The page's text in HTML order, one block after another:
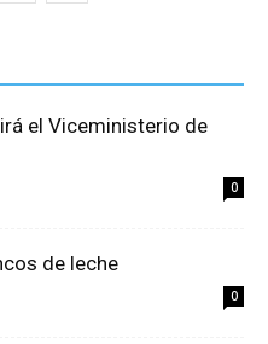
el Viceministerio de
0
de leche
0